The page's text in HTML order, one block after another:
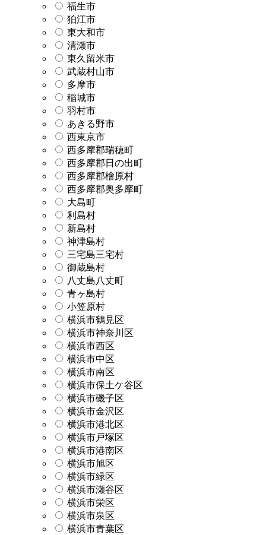
福生市
狛江市
東大和市
清瀬市
東久留米市
武蔵村山市
多摩市
稲城市
羽村市
あきる野市
西東京市
西多摩郡瑞穂町
西多摩郡日の出町
西多摩郡檜原村
西多摩郡奥多摩町
大島町
利島村
新島村
神津島村
三宅島三宅村
御蔵島村
八丈島八丈町
青ヶ島村
小笠原村
横浜市鶴見区
横浜市神奈川区
横浜市西区
横浜市中区
横浜市南区
横浜市保土ケ谷区
横浜市磯子区
横浜市金沢区
横浜市港北区
横浜市戸塚区
横浜市港南区
横浜市旭区
横浜市緑区
横浜市瀬谷区
横浜市栄区
横浜市泉区
横浜市青葉区